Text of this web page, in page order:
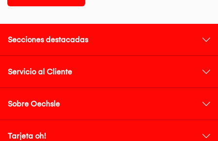
Secciones destacadas
Servicio al Cliente
Sobre Oechsle
Tarjeta oh!